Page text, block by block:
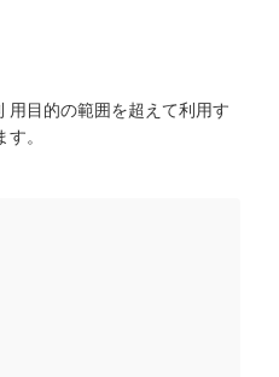
用目的の範囲を超えて利用す
。